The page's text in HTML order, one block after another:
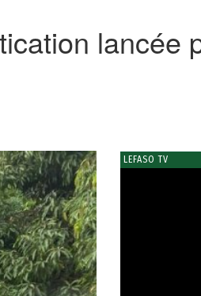
lancée
LEFASO TV